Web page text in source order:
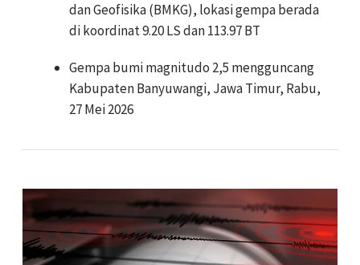
dan Geofisika (BMKG), lokasi gempa berada
di koordinat 9.20 LS dan 113.97 BT
Gempa bumi magnitudo 2,5 mengguncang
Kabupaten Banyuwangi, Jawa Timur, Rabu,
27 Mei 2026